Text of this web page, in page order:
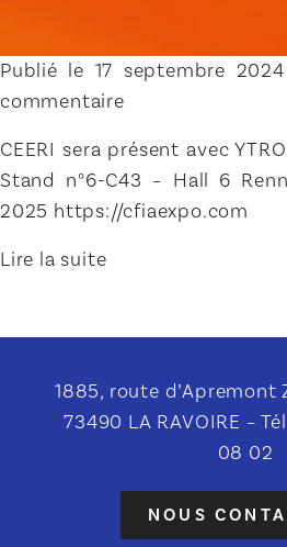
Publié le 17 septembre
commentaire
CEERI sera présent avec
Stand n°6-C43 – Hall 6
2025 https://cfiaexpo.com
Lire la suite
1885, route d’Apremont
73490 LA RAVOIRE –
08 02
NOUS